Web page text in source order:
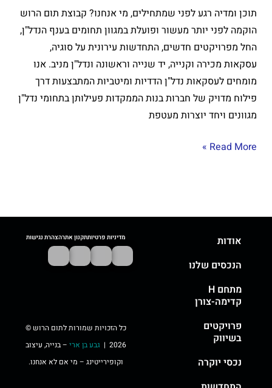
תוכן ומדיה רגע לפני שמתחילים, מי אנחנו? קבוצת תום הרוש
הוקמה לפני יותר מעשור ופועלת במגוון תחומים בענף הנדל"ן,
החל מפרויקטים חדשים, התחדשות עירונית על סוגיה,
עסקאות מכירה וקנייה, יד שנייה וראשונה ונדל"ן מניב. אנו
מומחים לעסקאות נדל"ן הדדיות ומיטביות המתבצעות דרך
פילוח מדויק של חברות בנות הממקדות פעילותן בתחומי נדל"ן
מגוונים ויחד יוצרות מעטפת
על
מכירת
דירות
חדשות
Read More »
אודות
הנכסים שלנו
מתחם H
קדימה-צורן
פרויקטים
בשיווק
נכסי יוקרה
מדיניות פרטיותתקנון אתרהצהרת נגישות
כל הזכויות שמורות לתום הרוש ©
2026 |
גבע בן ארי – בנייה, עיצוב
וקופירייטינג – מי אם לא אנחנו.